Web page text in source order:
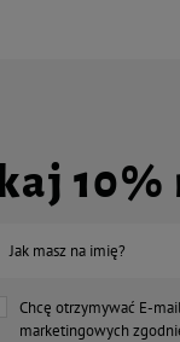
Jak masz na imię?
Chcę otrzymywać E-
marketingowych